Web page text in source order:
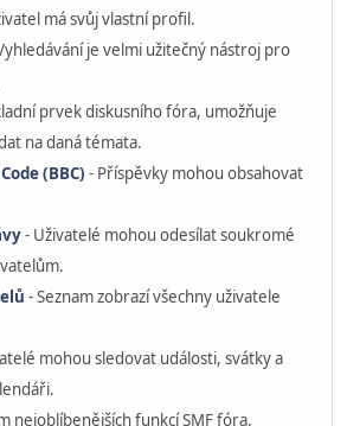
má svůj vlastní profil.
je velmi užitečný nástroj pro
prvek diskusního fóra, umožňuje
na daná témata.
(BBC) - Příspěvky mohou obsahovat
- Uživatelé mohou odesílat soukromé
- Seznam zobrazí všechny uživatele
mohou sledovat události, svátky a
nejoblíbenějších funkcí SMF fóra.